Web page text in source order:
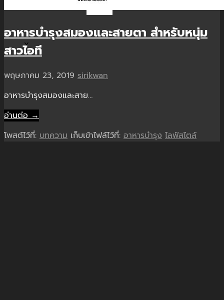
X
อาหารบำรุงสมองและสายตา สำหรับหนุ่ม
สาวไอที
พฤษภาคม 23, 2019 sirikwan
อาหารบำรุงสมองและสาย…
อ่านต่อ →
โพสต์ไว้ที่: บทความ เก็บเข้าไฟล์ไว้ที่: อาหารบำรุง ไลฟ์สไตล์